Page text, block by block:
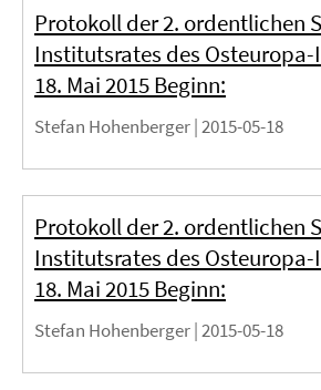
Protokoll der 2. ordentlichen
Institutsrates des
18. Mai 2015 Beginn:
Stefan Hohenberger |2015-05-18
Protokoll der 2. ordentlichen
Institutsrates des
18. Mai 2015 Beginn:
Stefan Hohenberger |2015-05-18